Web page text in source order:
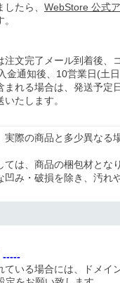
たら、 WebStore 公式
注文完了メール到着後、
金通知後、10営業日(土
れる場合は、発送予定
たします。
際の商品と多少異なる
は、商品の梱包材とな
凹み・破損を除き、汚れ
-----
いる場合には、ドメイ